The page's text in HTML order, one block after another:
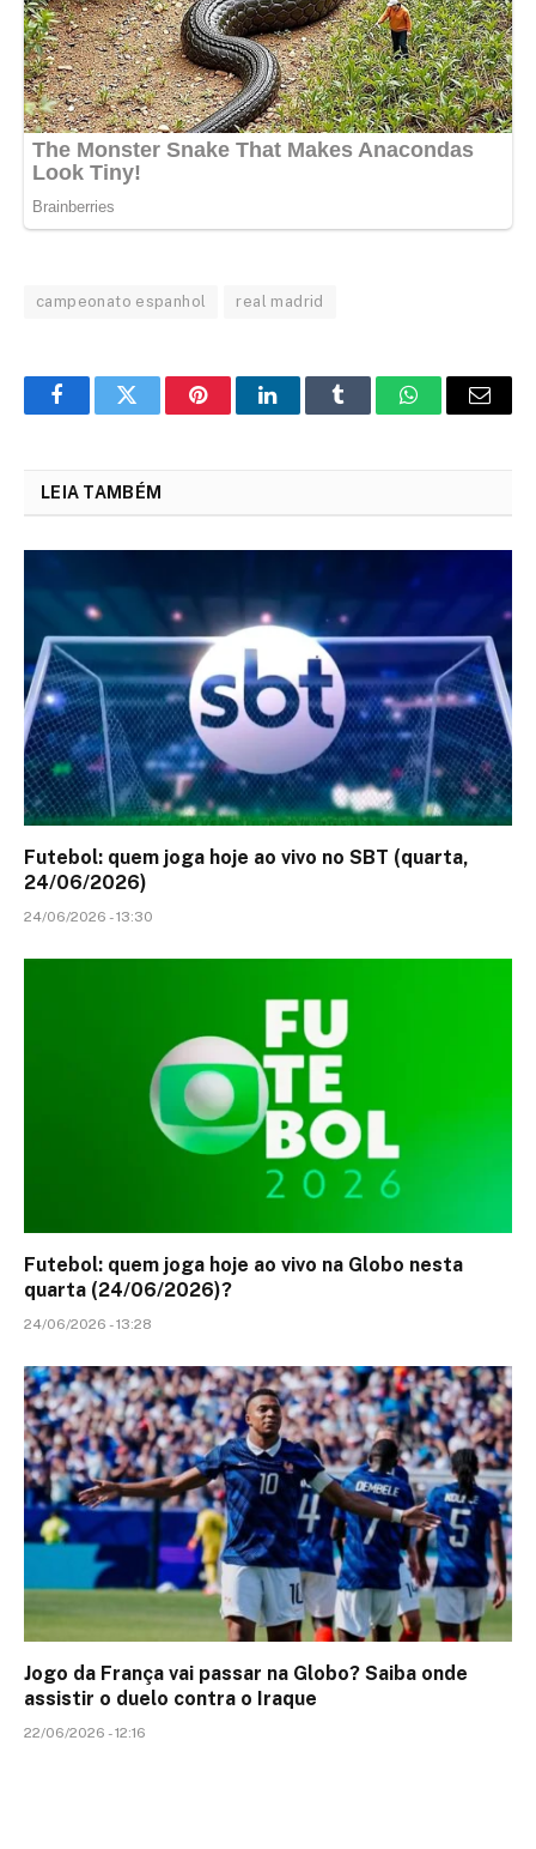
campeonato espanhol real madrid
FacebookTwitter PinterestLinkedInTumblr WhatsAppEmail
LEIA TAMBÉM
Futebol: quem joga hoje ao vivo no SBT (quarta,
24/06/2026)
24/06/2026 - 13:30
Futebol: quem joga hoje ao vivo na Globo nesta
quarta (24/06/2026)?
24/06/2026 - 13:28
Jogo da França vai passar na Globo? Saiba onde
assistir o duelo contra o Iraque
22/06/2026 - 12:16